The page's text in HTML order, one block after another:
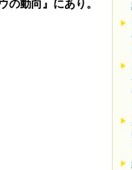
の動向』にあり。